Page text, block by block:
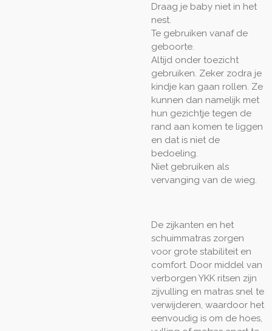
Draag je baby niet in het
nest.
Te gebruiken vanaf de
geboorte.
Altijd onder toezicht
gebruiken. Zeker zodra je
kindje kan gaan rollen. Ze
kunnen dan namelijk met
hun gezichtje tegen de
rand aan komen te liggen
en dat is niet de
bedoeling.
Niet gebruiken als
vervanging van de wieg.
De zijkanten en het
schuimmatras zorgen
voor grote stabiliteit en
comfort. Door middel van
verborgen YKK ritsen zijn
zijvulling en matras snel te
verwijderen, waardoor het
eenvoudig is om de hoes,